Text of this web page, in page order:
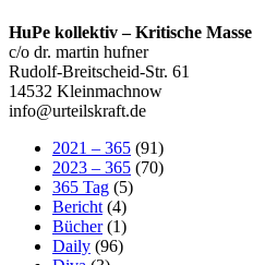
HuPe kollektiv – Kritische Masse
c/o dr. martin hufner
Rudolf-Breitscheid-Str. 61
14532 Kleinmachnow
info@urteilskraft.de
2021 – 365 (91)
2023 – 365 (70)
365 Tag (5)
Bericht (4)
Bücher(1)
Daily (96)